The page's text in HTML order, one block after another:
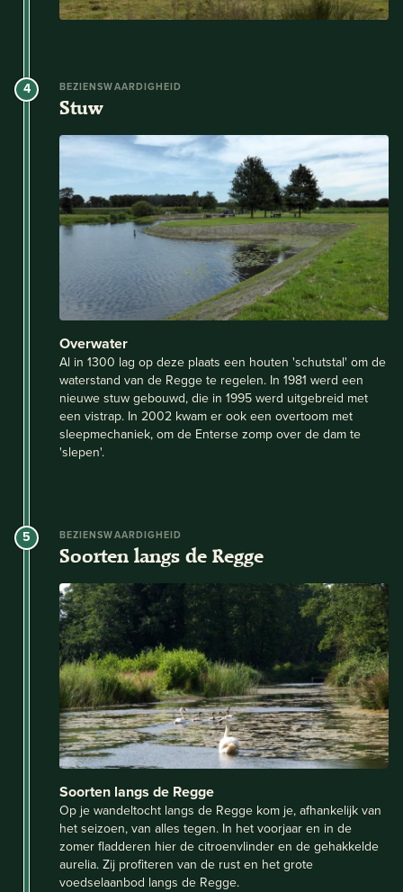
4 BEZIENSWAARDIGHEID
Stuw
Overwater
Al in 1300 lag op deze plaats een houten 'schutstal' om de
waterstand van de Regge te regelen. In 1981 werd een
nieuwe stuw gebouwd, die in 1995 werd uitgebreid met
een vistrap. In 2002 kwam er ook een overtoom met
sleepmechaniek, om de Enterse zomp over de dam te
'slepen'.
5 BEZIENSWAARDIGHEID
Soorten langs de Regge
Soorten langs de Regge
Op je wandeltocht langs de Regge kom je, afhankelijk van
het seizoen, van alles tegen. In het voorjaar en in de
zomer fladderen hier de citroenvlinder en de gehakkelde
aurelia. Zij profiteren van de rust en het grote
voedselaanbod langs de Regge.